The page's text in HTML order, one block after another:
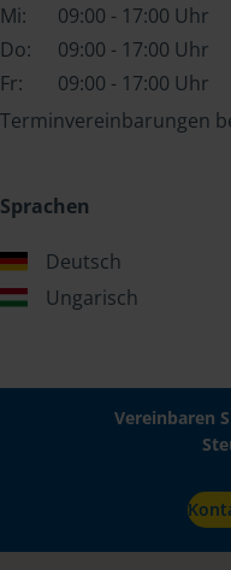
Mi:
09:00 - 17:00 Uhr
Do:
09:00 - 17:00 Uhr
Fr:
09:00 - 17:00 Uhr
Terminvereinbarungen
Sprachen
Deutsch
Ungarisch
Vereinbaren